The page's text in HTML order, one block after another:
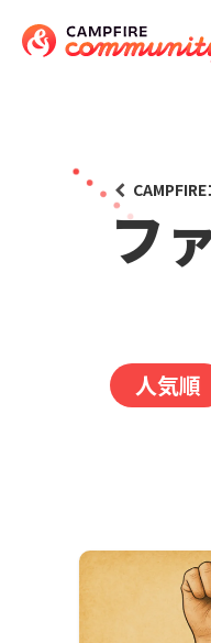
フ
人気順